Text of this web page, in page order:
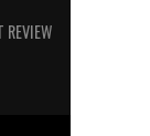
REVIEW